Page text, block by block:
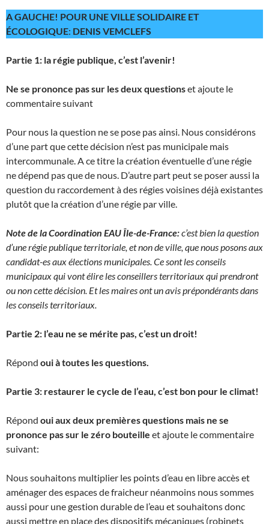
A GAUCHE! POUR UNE VILLE SOLIDAIRE ET
ÉCOLOGIQUE: DENIS VEMCLEFS
Partie 1: la régie publique, c’est l’avenir!
Ne se prononce pas sur les deux questionset ajoute le
commentaire suivant
Pour nous la question ne se pose pas ainsi. Nous considérons
d’une part que cette décision n’est pas municipale mais
intercommunale. A ce titre la création éventuelle d’une régie
ne dépend pas que de nous. D’autre part peut se poser aussi la
question du raccordement à des régies voisines déjà existantes
plutôt que la création d’une régie par ville.
Note de la Coordination EAU Île-de-France:c’est bien la question
d’une régie publique territoriale, et non de ville, que nous posons aux
candidat-es aux élections municipales. Ce sont les conseils
municipaux qui vont élire les conseillers territoriaux qui prendront
ou non cette décision. Et les maires ont un avis prépondérants dans
les conseils territoriaux.
Partie 2: l’eau ne se mérite pas, c’est un droit!
Répond oui à toutes les questions.
Partie 3: restaurer le cycle de l’eau, c’est bon pour le climat!
Répond oui aux deux premières questions mais ne se
prononce pas sur le zéro bouteille et ajoute le commentaire
suivant:
Nous souhaitons multiplier les points d’eau en libre accès et
aménager des espaces de fraicheur néanmoins nous sommes
aussi pour une gestion durable de l’eau et souhaitons donc
aussi mettre en place des dispositifs mécaniques (robinets